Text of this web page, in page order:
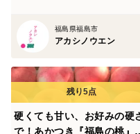
福島県福島市
アカシノウエン
硬くても甘い、お好みの硬
で！あかつき『福島の桃』